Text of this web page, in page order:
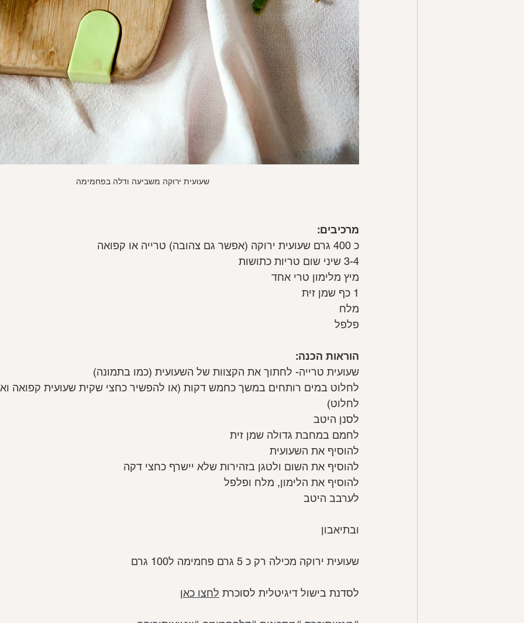
שעועית ירוקה משביעה ודלה בפחמימה
מרכיבים:
כ 400 גרם שעועית ירוקה (אפשר גם צהובה) טרייה או קפואה
3-4 שיני שום טריות כתושות
מיץ מלימון טרי אחד
1 כף שמן זית
מלח
פלפל
הוראות הכנה:
שעועית טרייה- לחתוך את הקצוות של השעועית (כמו בתמונה)
לחלוט במים רותחים במשך כחמש דקות (או להפשיר כחצי שקית שעועית קפואה ואז
לחלוט)
לסנן היטב
לחמם במחבת גדולה שמן זית
להוסיף את השעועית
להוסיף את השום ולטגן בזהירות שלא יישרף כחצי דקה
להוסיף את הלימון, מלח ופלפל
לערבב היטב
ובתיאבון
שעועית ירוקה מכילה רק כ 5 גרם פחמימה ל100 גרם
לסדנת בישול דיגיטלית לסוכרת לחצו כאן